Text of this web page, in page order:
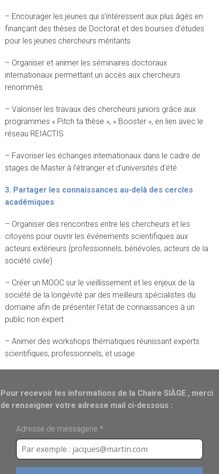
– Encourager les jeunes qui s’intéressent aux plus âgés en
finançant des thèses de Doctorat et des bourses d’études
pour les jeunes chercheurs méritants
– Organiser et animer les séminaires doctoraux
internationaux permettant un accès aux chercheurs
renommés.
– Valoriser les travaux des chercheurs juniors grâce aux
programmes « Pitch ta thèse », « Booster », en lien avec le
réseau REIACTIS
– Favoriser les échanges internationaux dans le cadre de
stages de Master à l’étranger et d’universités d’été.
3. Partager les connaissances au-delà des cercles
académiques
– Organiser des rencontres entre les chercheurs et les
citoyens pour ouvrir les événements scientifiques aux
acteurs extérieurs (professionnels, bénévoles, acteurs de la
société civile)
– Créer un MOOC sur le vieillissement et les enjeux de la
société de la longévité par des meilleurs spécialistes du
domaine afin de présenter l’état de connaissances à un
public non expert.
– Animer des workshops thématiques réunissant experts
scientifiques, professionnels, et usage
Pour recevoir les informations de la Chaire SIÂGE , merci
de renseigner votre adresse mail ci-dessous :
Adresse de messagerie *